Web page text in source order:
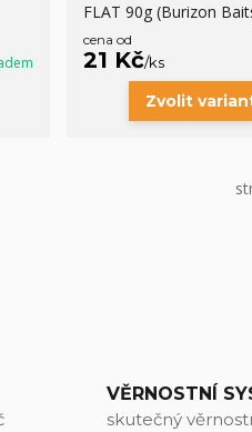
FLAT 90g (Burizon
cena od
21 Kč/ks
Zvolit
VĚRNOSTNÍ
skutečný